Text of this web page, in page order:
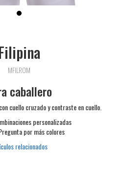
MFILROM
caballero
cuello cruzado y contraste en cuello.
personalizadas
por más colores
relacionados